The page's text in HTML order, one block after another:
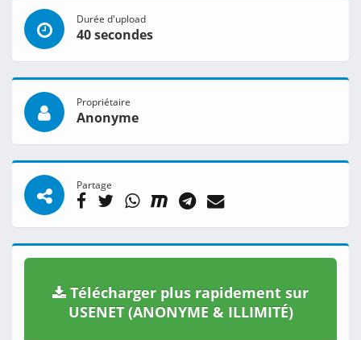
Durée d'upload
40 secondes
Propriétaire
Anonyme
Partage
Télécharger plus rapidement sur
USENET (ANONYME & ILLIMITÉ)